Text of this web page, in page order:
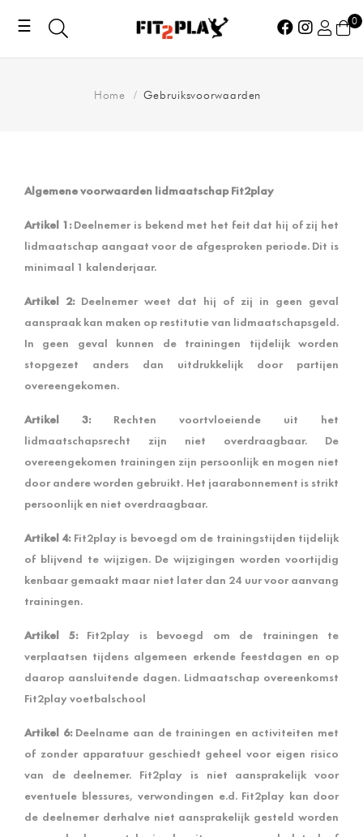
0
Toggle
navigation
☰
Home Gebruiksvoorwaarden
Algemene voorwaarden lidmaatschap Fit2play
Artikel 1:Deelnemer is bekend met het feit dat hij of zij het
lidmaatschap aangaat voor de afgesproken periode. Dit is
minimaal 1 kalenderjaar.
Artikel 2:Deelnemer weet dat hij of zij in geen geval
aanspraak kan maken op restitutie van lidmaatschapsgeld.
In geen geval kunnen de trainingen tijdelijk worden
stopgezet anders dan uitdrukkelijk door partijen
overeengekomen.
Artikel 3:Rechten voortvloeiende uit het
lidmaatschapsrecht zijn niet overdraagbaar. De
overeengekomen trainingen zijn persoonlijk en mogen niet
door andere worden gebruikt. Het jaarabonnement is strikt
persoonlijk en niet overdraagbaar.
Artikel 4:Fit2play is bevoegd om de trainingstijden tijdelijk
of blijvend te wijzigen. De wijzigingen worden voortijdig
kenbaar gemaakt maar niet later dan 24 uur voor aanvang
trainingen.
Artikel 5:Fit2play is bevoegd om de trainingen te
verplaatsen tijdens algemeen erkende feestdagen en op
daarop aansluitende dagen. Lidmaatschap overeenkomst
Fit2play voetbalschool
Artikel 6:Deelname aan de trainingen en activiteiten met
of zonder apparatuur geschiedt geheel voor eigen risico
van de deelnemer. Fit2play is niet aansprakelijk voor
eventuele blessures, verwondingen e.d. Fit2play kan door
de deelnemer derhalve niet aansprakelijk gesteld worden